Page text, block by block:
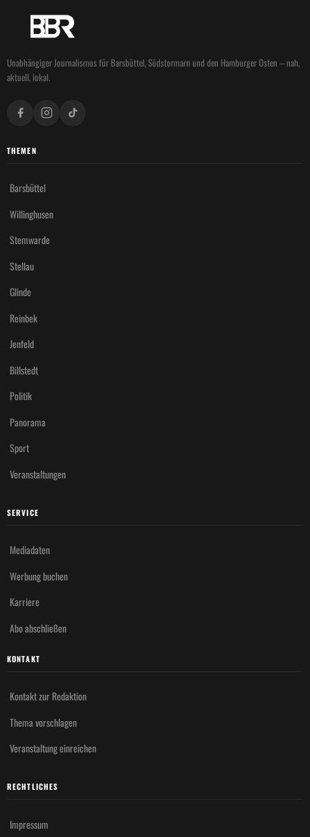
Unabhängiger Journalismus für Barsbüttel, Südstormarn und den Hamburger Osten – nah,
aktuell, lokal.
THEMEN
Barsbüttel
Willinghusen
Stemwarde
Stellau
Glinde
Reinbek
Jenfeld
Billstedt
Politik
Panorama
Sport
Veranstaltungen
SERVICE
Mediadaten
Werbung buchen
Karriere
Abo abschließen
KONTAKT
Kontakt zur Redaktion
Thema vorschlagen
Veranstaltung einreichen
RECHTLICHES
Impressum